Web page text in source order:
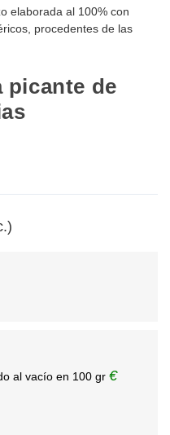
elaborada al 100% con
procedentes de las
picante de
al vacío en 100 gr €